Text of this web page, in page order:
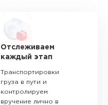
Отслеживаем
каждый этап
Транспортировки
груза в пути и
контролируем
вручение лично в